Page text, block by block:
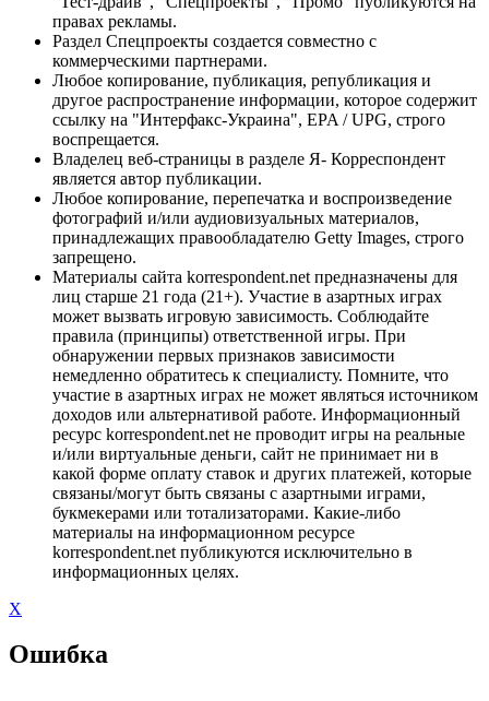
правах рекламы.
Раздел Спецпроекты создается совместно с
коммерческими партнерами.
Любое копирование, публикация, републикация и
другое распространение информации, которое содержит
ссылку на "Интерфакс-Украина", EPA / UPG, строго
воспрещается.
Владелец веб-страницы в разделе Я- Корреспондент
является автор публикации.
Любое копирование, перепечатка и воспроизведение
фотографий и/или аудиовизуальных материалов,
принадлежащих правообладателю Getty Images, строго
запрещено.
Материалы сайта korrespondent.net предназначены для
лиц старше 21 года (21+). Участие в азартных играх
может вызвать игровую зависимость. Соблюдайте
правила (принципы) ответственной игры. При
обнаружении первых признаков зависимости
немедленно обратитесь к специалисту. Помните, что
участие в азартных играх не может являться источником
доходов или альтернативой работе. Информационный
ресурс korrespondent.net не проводит игры на реальные
и/или виртуальные деньги, сайт не принимает ни в
какой форме оплату ставок и других платежей, которые
связаны/могут быть связаны с азартными играми,
букмекерами или тотализаторами. Какие-либо
материалы на информационном ресурсе
korrespondent.net публикуются исключительно в
информационных целях.
X
Ошибка